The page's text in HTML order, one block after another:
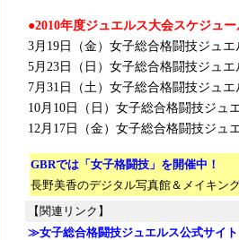
●2010年度ジュエルス大会スケジュー
3月19日（金）女子総合格闘技ジュ
5月23日（日）女子総合格闘技ジュ
7月31日（土）女子総合格闘技ジュ
10月10日（日）女子総合格闘技ジ
12月17日（金）女子総合格闘技ジ
GBRでは「女子格闘技」を開催中！
長野美香のデジタル写真館＆メイキン
【関連リンク】
≫女子総合格闘技ジュエルス公式サイト